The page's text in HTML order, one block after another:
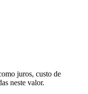
juros, custo de
neste valor.